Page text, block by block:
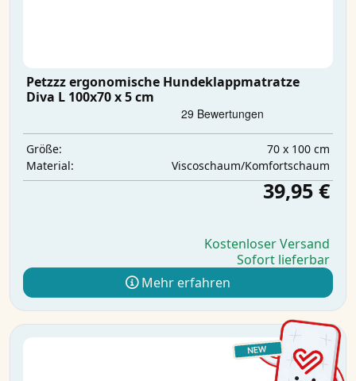
Petzzz ergonomische Hundeklappmatratze
Diva L 100x70 x 5 cm
Größe:
70 x 100 cm
Material:
Viscoschaum/Komfortschaum
39,95 €
Kostenloser Versand
Sofort lieferbar
Mehr erfahren